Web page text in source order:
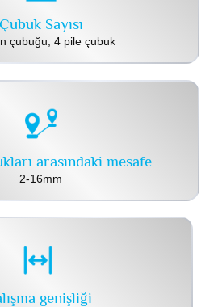
Çubuk Sayısı
çubuğu, 4 pile çubuk
arasındaki mesafe
2-16mm
genişliği